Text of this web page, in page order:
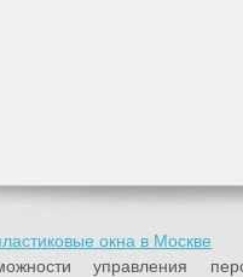
окна в Москве
управления